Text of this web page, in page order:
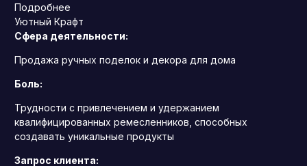
Подробнее
Уютный Крафт
Сфера деятельности:
Продажа ручных поделок и декора для дома
Боль:
Трудности с привлечением и удержанием
квалифицированных ремесленников, способных
создавать уникальные продукты
Запрос клиента: